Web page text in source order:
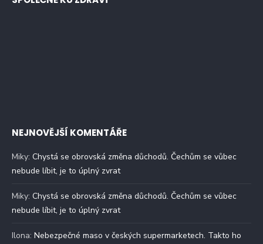
NEJNOVĚJŠÍ KOMENTÁŘE
Miky: Chystá se obrovská změna důchodů. Čechům se vůbec
nebude líbit, je to úplný zvrat
Miky: Chystá se obrovská změna důchodů. Čechům se vůbec
nebude líbit, je to úplný zvrat
Ilona: Nebezpečné maso v českých supermarketech. Takto ho